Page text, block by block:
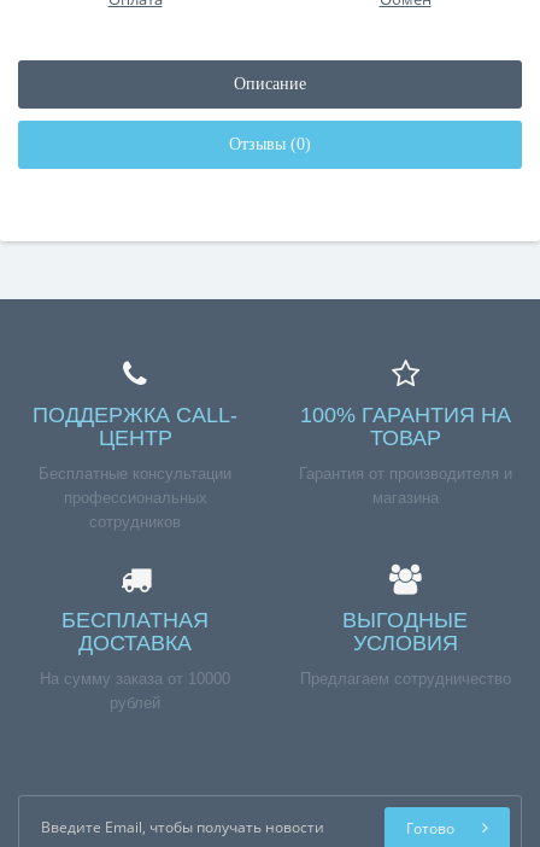
Описание
Отзывы (0)
ПОДДЕРЖКА CALL-
ЦЕНТР
Бесплатные консультации
профессиональных
сотрудников
100% ГАРАНТИЯ НА
ТОВАР
Гарантия от производителя и
магазина
БЕСПЛАТНАЯ
ДОСТАВКА
На сумму заказа от 10000
рублей
ВЫГОДНЫЕ
УСЛОВИЯ
Предлагаем сотрудничество
Готово